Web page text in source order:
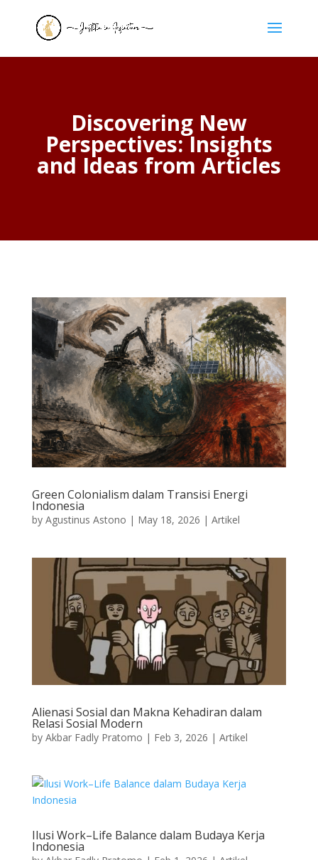
Discovering New
Perspectives: Insights
and Ideas from Articles
Green Colonialism dalam Transisi Energi
Indonesia
by Agustinus Astono | May 18, 2026 | Artikel
Alienasi Sosial dan Makna Kehadiran dalam
Relasi Sosial Modern
by Akbar Fadly Pratomo | Feb 3, 2026 | Artikel
Ilusi Work–Life Balance dalam Budaya Kerja
Indonesia